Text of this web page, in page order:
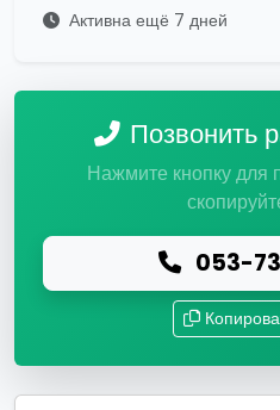
Активна ещё 7 дней
Позвонить
Нажмите кнопку для
053-